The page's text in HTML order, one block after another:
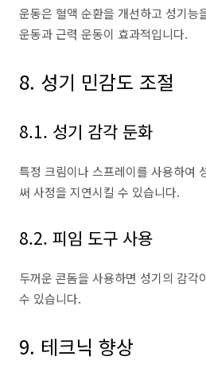
운동은 혈액 순환을 개선하고 성기능
운동과 근력 운동이 효과적입니다.
8. 성기 민감도 조절
8.1. 성기 감각 둔화
특정 크림이나 스프레이를 사용하여
써 사정을 지연시킬 수 있습니다.
8.2. 피임 도구 사용
두꺼운 콘돔을 사용하면 성기의 감각
수 있습니다.
9. 테크닉 향상